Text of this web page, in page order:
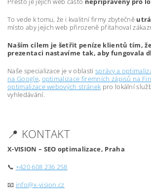
To vede k tomu, že i kvalitní firmy zbytečně
místo aby jejich web přirozeně přitahoval
Naším cílem je šetřit peníze klientů tím,
prezentaci nastavíme tak, aby fungovala
Naše specializace je v oblasti správy a
na Google, optimalizace firemních zápisů na
optimalizace webových stránek pro lokální
vyhledávání.
📍 KONTAKT
X-VISION – SEO optimalizace, Praha
📞 +420 608 236 258
📧 info@x-vision.cz